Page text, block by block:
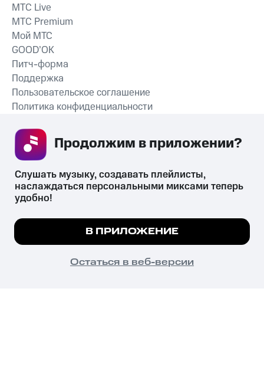
СКАЧАТЬ ПРИЛОЖЕНИЕ
MTС Live
MTС Premium
Мой МТС
GOOD’OK
Питч-форма
Поддержка
Пользовательское соглашение
Политика конфиденциальности
психотропных веществ, их аналогов причиняет вред здоровью,
их незаконный оборот запрещён и влечёт установленную
законодательством ответственность.
© 2026 ООО «КИОН».
Все права защищены
Мы используем куки, чтобы на сайте все
Подробнее
ПОНЯТНО
Слушать музыку, создавать плейлисты,
наслаждаться персональными миксами теперь
удобно!
В ПРИЛОЖЕНИЕ
Остаться в веб-версии